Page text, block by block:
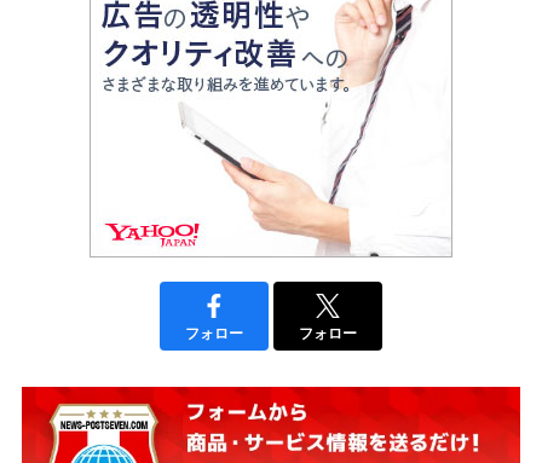
フォロー フォロー